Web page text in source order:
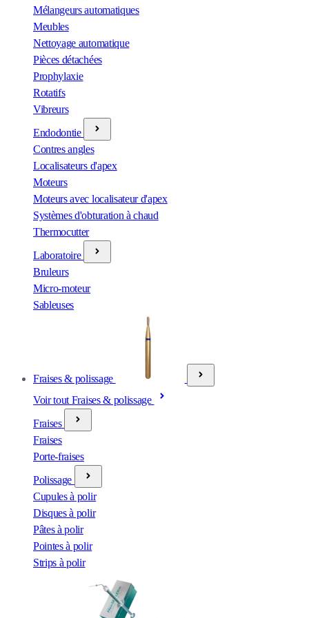
Mélangeurs automatiques
Meubles
Nettoyage automatique
Pièces détachées
Prophylaxie
Rotatifs
Vibreurs
Endodontie
Contres angles
Localisateurs d'apex
Moteurs
Moteurs avec localisateur d'apex
Systèmes d'obturation à chaud
Thermocutter
Laboratoire
Bruleurs
Micro-moteur
Sableuses
Fraises & polissage
Voir tout Fraises & polissage
Fraises
Fraises
Porte-fraises
Polissage
Cupules à polir
Disques à polir
Pâtes à polir
Pointes à polir
Strips à polir